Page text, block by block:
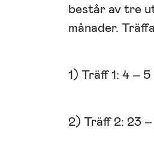
består av tre
månader.
1) Träff 1: 4 –
2) Träff 2: 23